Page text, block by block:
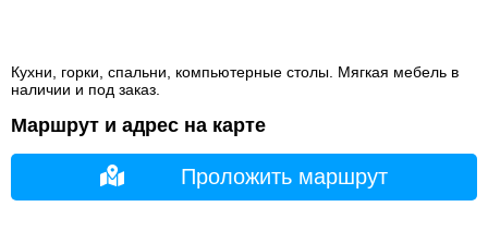
Кухни, горки, спальни, компьютерные столы. Мягкая мебель в
наличии и под заказ.
Маршрут и адрес на карте
Проложить маршрут